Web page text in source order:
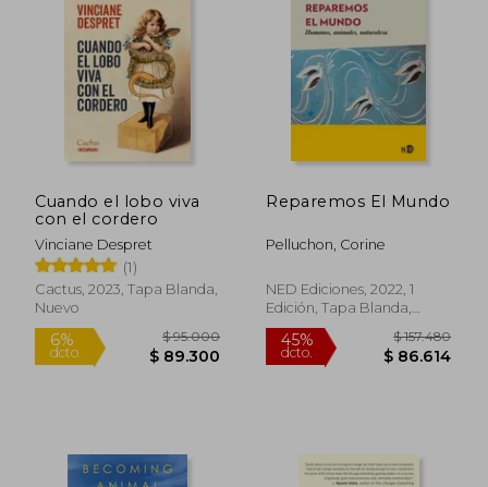
dcto. dcto.
Cuando el lobo viva
con el cordero
Vinciane Despret
(1)
Cactus, 2023, Tapa Blanda,
Nuevo
Reparemos El Mundo
Pelluchon, Corine
NED Ediciones, 2022, 1
Edición, Tapa Blanda,
Nuevo